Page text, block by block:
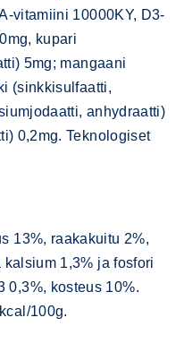
vitamiini 10000KY, D3-
kupari
5mg; mangaani
(sinkkisulfaatti,
anhydraatti)
0,2mg. Teknologiset
13%, raakakuitu 2%,
1,3% ja fosfori
0,3%, kosteus 10%.
100g.